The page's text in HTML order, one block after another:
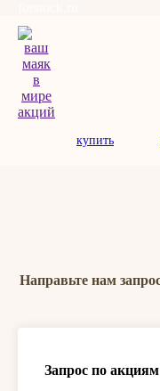
купить
Направьте нам
Запрос по акциям